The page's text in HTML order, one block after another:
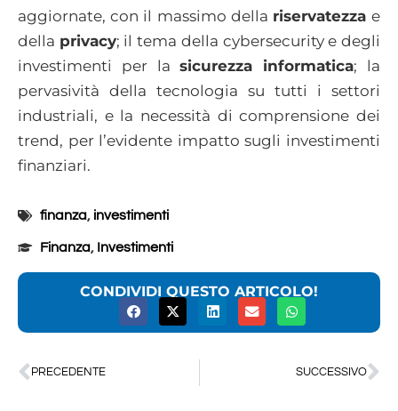
aggiornate, con il massimo della riservatezzae
della privacy; il tema della cybersecurity e degli
investimenti per lasicurezza informatica; la
pervasività della tecnologia su tutti i settori
industriali, e la necessità di comprensione dei
trend, per l’evidente impatto sugli investimenti
finanziari.
finanza, investimenti
Finanza, Investimenti
CONDIVIDI QUESTO ARTICOLO!
PRECEDENTE SUCCESSIVO